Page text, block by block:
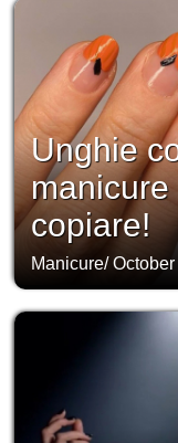
Unghie
copiare!
Manicure/